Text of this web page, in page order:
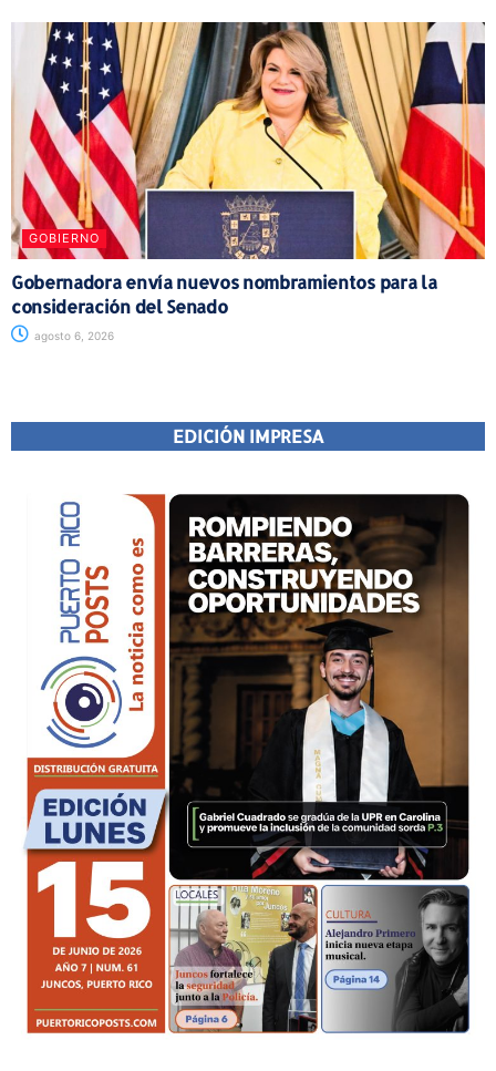
GOBIERNO
Gobernadora envía nuevos nombramientos para la
consideración del Senado
agosto 6, 2026
EDICIÓN IMPRESA